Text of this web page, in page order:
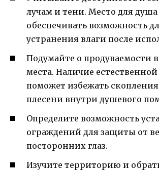
лучам и тени. Место для
обеспечивать возможность
устранения влаги после
Подумайте о продуваемости
места. Наличие
поможет избежать
плесени внутри душевого
Определите возможность
ограждений для защиты от
посторонних глаз.
Изучите территорию и